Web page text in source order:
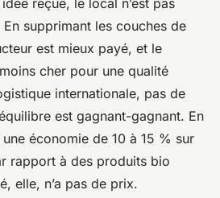
reçue, le local n’est pas
supprimant les couches de
est mieux payé, et le
cher pour une qualité
internationale, pas de
est gagnant-gagnant. En
économie de 10 à 15 % sur
rapport à des produits bio
elle, n’a pas de prix.